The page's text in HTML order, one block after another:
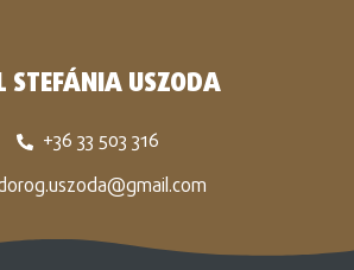
STEFÁNIA USZODA
+36 33 503 316